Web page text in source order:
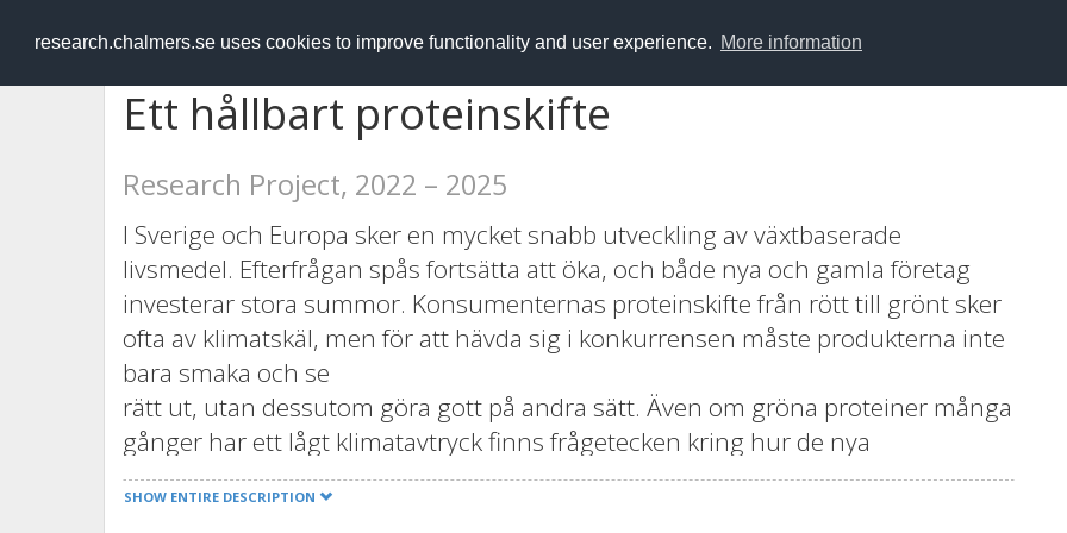
research.chalmers.se uses cookies to improve functionality and user experience. More information
RESEARCH.chalmers.se
Ett hållbart proteinskifte
Research Project, 2022 – 2025
I Sverige och Europa sker en mycket snabb utveckling av växtbaserade
livsmedel. Efterfrågan spås fortsätta att öka, och både nya och gamla företag
investerar stora summor. Konsumenternas proteinskifte från rött till grönt sker
ofta av klimatskäl, men för att hävda sig i konkurrensen måste produkterna inte
bara smaka och se
rätt ut, utan dessutom göra gott på andra sätt. Även om gröna proteiner många
gånger har ett lågt klimatavtryck finns frågetecken kring hur de nya
produkterna som ersätter kött påverkar hälsan. Det gäller inte minst upptag av
järn och zink hos unga kvinnor, som är en stor konsumentgrupp. I detta projekt
SHOW ENTIRE DESCRIPTION